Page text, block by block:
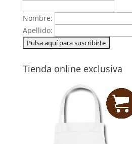
Nombre:
Apellido:
Tienda online exclusiva